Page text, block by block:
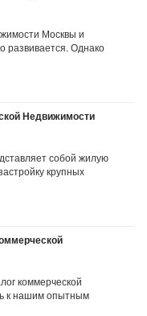
Москвы и
развивается. Однако
Недвижимости
собой жилую
крупных
коммерческой
к нашим опытным